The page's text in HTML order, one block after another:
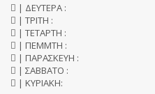
| ΔΕΥΤΕΡΑ :
| ΤΡΙΤΗ :
| ΤΕΤΑΡΤΗ :
| ΠΕΜΜΤΗ :
| ΠΑΡΑΣΚΕΥΗ :
| ΣΑΒΒΑΤΟ :
| ΚΥΡΙΑΚΗ: